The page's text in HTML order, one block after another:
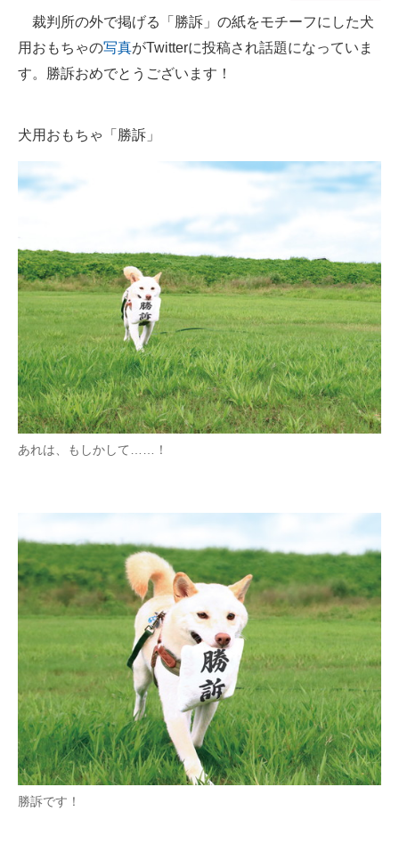
ITの今と未来を見通す
スマホと通信の最新トレンド
ビジネスと働き方のヒント
企業ITのトレンドを詳説
経営リーダーのコミュニティ
マーケ×ITの今がよく分かる
ITエンジニア向け専門サイト
企業向けIT製品の総合サイト
IT製品の技術・比較・事例
エレクトロニクス専門サイト
電子設計の基本と応用
エネルギーの専門メディア
建設×テクノロジーの最前線
ちょっと気になるネットの話題
裁判所の外で掲げる「勝訴」の紙をモチーフにした犬
用おもちゃの写真がTwitterに投稿され話題になっていま
す。勝訴おめでとうございます！
犬用おもちゃ「勝訴」
あれは、もしかして……！
勝訴です！